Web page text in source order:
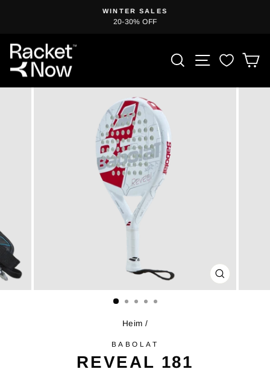
Diashow
WINTER SALES
20-30% OFF
PRODUKT
ESC)
Heim /
BABOLAT
REVEAL 181